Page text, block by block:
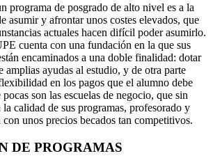
programa de posgrado de alto nivel es a la
asumir y afrontar unos costes elevados, que
actuales hacen difícil poder asumirlo.
cuenta con una fundación en la que sus
encaminados a una doble finalidad: dotar
amplias ayudas al estudio, y de otra parte
en los pagos que el alumno debe
son las escuelas de negocio, que sin
calidad de sus programas, profesorado y
unos precios becados tan competitivos.
DE PROGRAMAS